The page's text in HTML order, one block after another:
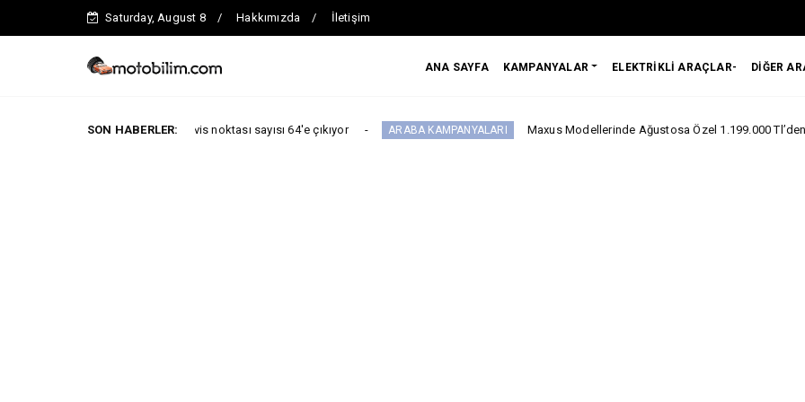
Saturday, August 8 Hakkımızda İletişim
ANA SAYFA KAMPANYALAR ELEKTRİKLİ ARAÇLAR- DİĞER
SON HABERLER:
toplam servis noktası sayısı 64'e çıkıyor ARABA KAMPANYALARI Maxus Modellerinde Ağustosa Özel 1.199.000 Tl’den Başlayan